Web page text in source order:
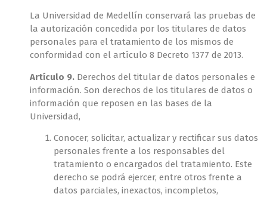
La Universidad de Medellín conservará las pruebas de
la autorización concedida por los titulares de datos
personales para el tratamiento de los mismos de
conformidad con el artículo 8 Decreto 1377 de 2013.
Artículo 9. Derechos del titular de datos personales e
información. Son derechos de los titulares de datos o
información que reposen en las bases de la
Universidad,
Conocer, solicitar, actualizar y rectificar sus datos
personales frente a los responsables del
tratamiento o encargados del tratamiento. Este
derecho se podrá ejercer, entre otros frente a
datos parciales, inexactos, incompletos,